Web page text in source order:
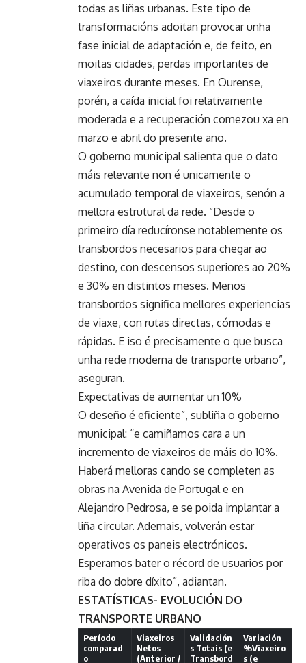
todas as liñas urbanas. Este tipo de
transformacións adoitan provocar unha
fase inicial de adaptación e, de feito, en
moitas cidades, perdas importantes de
viaxeiros durante meses. En Ourense,
porén, a caída inicial foi relativamente
moderada e a recuperación comezou xa en
marzo e abril do presente ano.
O goberno municipal salienta que o dato
máis relevante non é unicamente o
acumulado temporal de viaxeiros, senón a
mellora estrutural da rede. “Desde o
primeiro día reducíronse notablemente os
transbordos necesarios para chegar ao
destino, con descensos superiores ao 20%
e 30% en distintos meses. Menos
transbordos significa mellores experiencias
de viaxe, con rutas directas, cómodas e
rápidas. E iso é precisamente o que busca
unha rede moderna de transporte urbano”,
aseguran.
Expectativas de aumentar un 10%
O deseño é eficiente”, subliña o goberno
municipal: “e camiñamos cara a un
incremento de viaxeiros de máis do 10%.
Haberá melloras cando se completen as
obras na Avenida de Portugal e en
Alejandro Pedrosa, e se poida implantar a
liña circular. Ademais, volverán estar
operativos os paneis electrónicos.
Esperamos bater o récord de usuarios por
riba do dobre díxito”, adiantan.
ESTATÍSTICAS- EVOLUCIÓN DO
TRANSPORTE URBANO
Período
comparad
o
Viaxeiros
Netos
(Anterior /
Validación
s Totais (e
Transbord
Variación
%Viaxeiro
s (e